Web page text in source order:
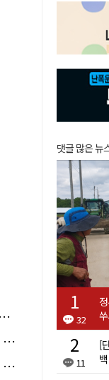
댓글 많은 뉴
32
11
[